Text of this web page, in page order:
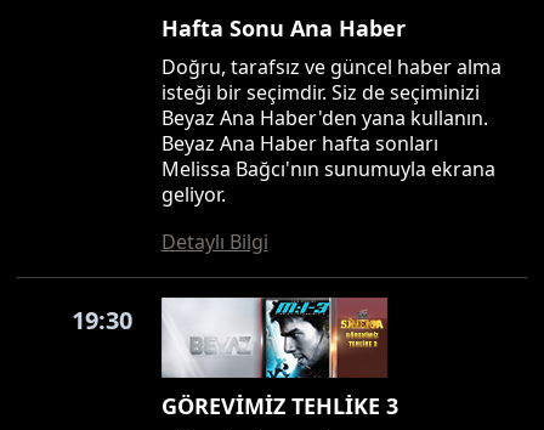
Hafta Sonu Ana Haber
Doğru, tarafsız ve güncel haber alma
isteği bir seçimdir. Siz de seçiminizi
Beyaz Ana Haber'den yana kullanın.
Beyaz Ana Haber hafta sonları
Melissa Bağcı'nın sunumuyla ekrana
geliyor.
Detaylı Bilgi
19:30
GÖREVİMİZ TEHLİKE 3